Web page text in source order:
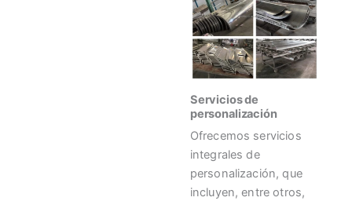
Servicios de
personalización
Ofrecemos servicios
integrales de
personalización, que
incluyen, entre otros,